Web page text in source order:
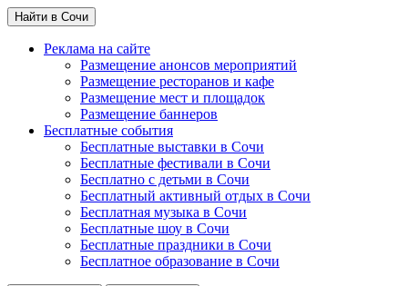
Найти в Сочи
Реклама на сайте
Размещение анонсов мероприятий
Размещение ресторанов и кафе
Размещение мест и площадок
Размещение баннеров
Бесплатные события
Бесплатные выставки в Сочи
Бесплатные фестивали в Сочи
Бесплатно с детьми в Сочи
Бесплатный активный отдых в Сочи
Бесплатная музыка в Сочи
Бесплатные шоу в Сочи
Бесплатные праздники в Сочи
Бесплатное образование в Сочи